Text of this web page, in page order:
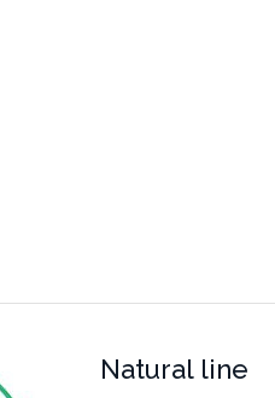
Natural line